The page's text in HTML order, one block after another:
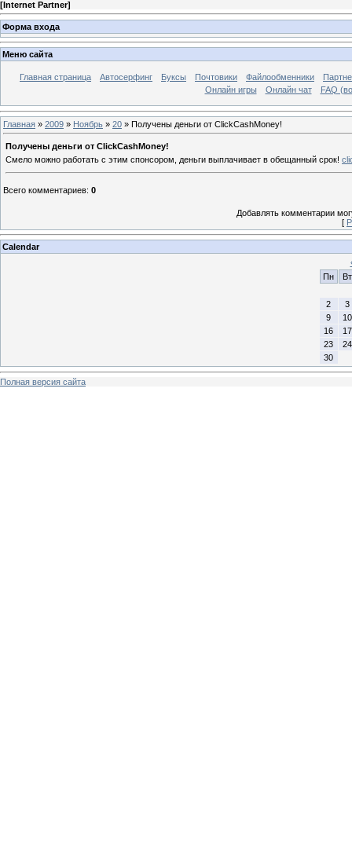
[Internet Partner]
Форма входа
Меню сайта
Главная страница Автосерфинг Буксы Почтовики Файлообменники
Онлайн игры
Онлайн чат FAQ
Главная » 2009 » Ноябрь » 20 » Получены деньги от ClickCashMoney!
Получены деньги от ClickCashMoney!
Смело можно работать с этим спонсором, деньги выплачивает в обещанный срок!
Всего комментариев: 0
Добавлять комментарии
[
Calendar
Пн
Вт
2
3
9
10
16
17
23
24
30
Полная версия сайта